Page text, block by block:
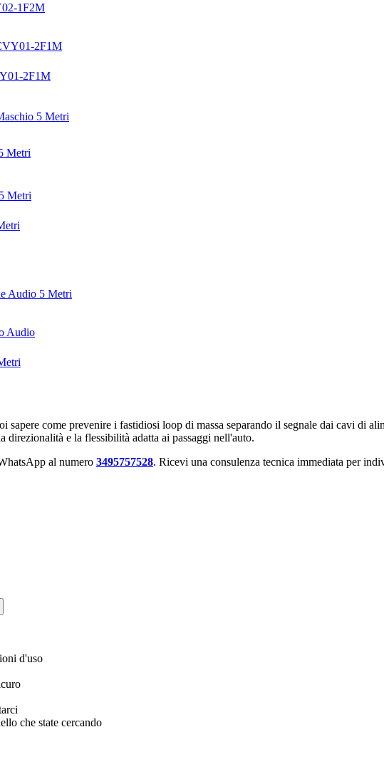
1F2M
2F1M
Metri
Audio 5 Metri
sapere come prevenire i fastidiosi loop di massa separando il segnale dai cavi di
e la flessibilità adatta ai passaggi nell'auto.
al numero 3495757528. Ricevi una consulenza tecnica immediata per
d'uso
che state cercando